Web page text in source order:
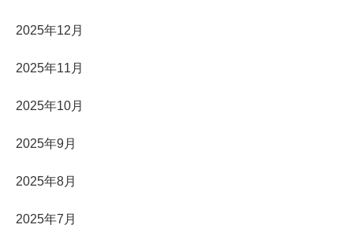
2025年12月
2025年11月
2025年10月
2025年9月
2025年8月
2025年7月